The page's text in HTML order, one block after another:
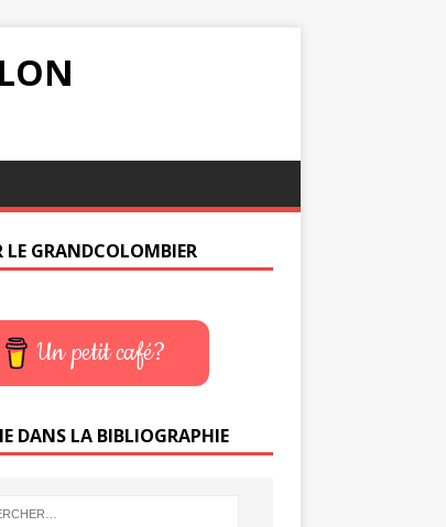
LE GRANDCOLOMBIER
Un petit café?
DANS LA BIBLIOGRAPHIE